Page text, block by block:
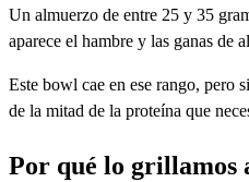
Un almuerzo de entre 25 y 35
aparece el hambre y las ganas de
Este bowl cae en ese rango, pero
de la mitad de la proteína que
Por qué lo grillamos